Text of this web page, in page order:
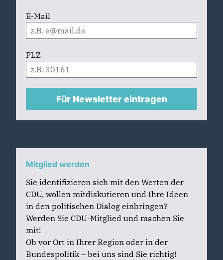
E-Mail
PLZ
Für Newsletter eintragen
Mitglied werden
Sie identifizieren sich mit den Werten der
CDU, wollen mitdiskutieren und Ihre Ideen
in den politischen Dialog einbringen?
Werden Sie CDU-Mitglied und machen Sie
mit!
Ob vor Ort in Ihrer Region oder in der
Bundespolitik – bei uns sind Sie richtig!